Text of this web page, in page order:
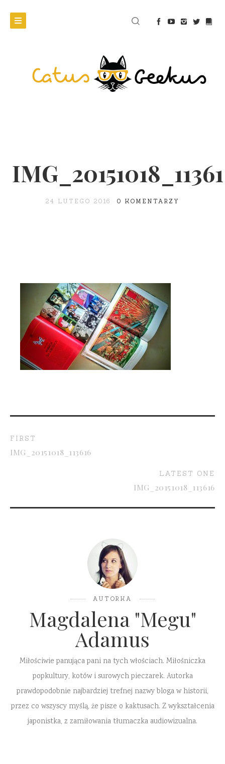
24 LUTEGO 2016 0 KOMENTARZY
FIRST
IMG_20151018_113616
LATEST ONE
IMG_20151018_113616
AUTORKA
Magdalena "Megu"
Adamus
Miłościwie panująca pani na tych włościach. Miłośniczka
popkultury, kotów i surowych pieczarek. Autorka
prawdopodobnie najbardziej trefnej nazwy bloga w historii,
przez co wszyscy myślą, że pisze o kaktusach. Z wykształcenia
japonistka, z zamiłowania tłumaczka audiowizualna.